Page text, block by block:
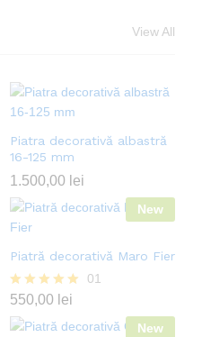
View All
Piatra decorativă albastră
16-125 mm
1.500,00 lei
New
Piatră decorativă Maro Fier
Evaluat la
5.00
din 5
01
550,00 lei
New